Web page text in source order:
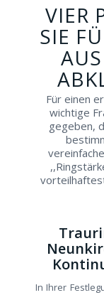
VIER
SIE
Für einen
wichtige
gegeben,
In Ihrer